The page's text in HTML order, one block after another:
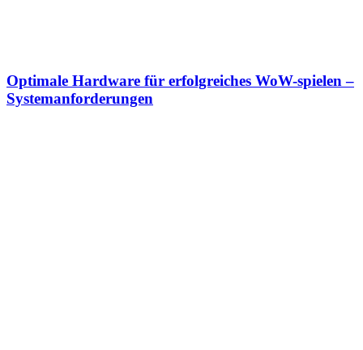
Optimale Hardware für erfolgreiches WoW-spielen –
Systemanforderungen